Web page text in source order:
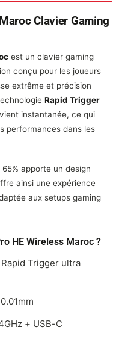
Clavier Gaming
est un clavier gaming
conçu pour les joueurs
extrême et précision
Rapid Trigger
instantanée, ce qui
performances dans les
apporte un design
ainsi une expérience
aux setups gaming
HE Wireless Maroc ?
Trigger ultra
+ USB-C